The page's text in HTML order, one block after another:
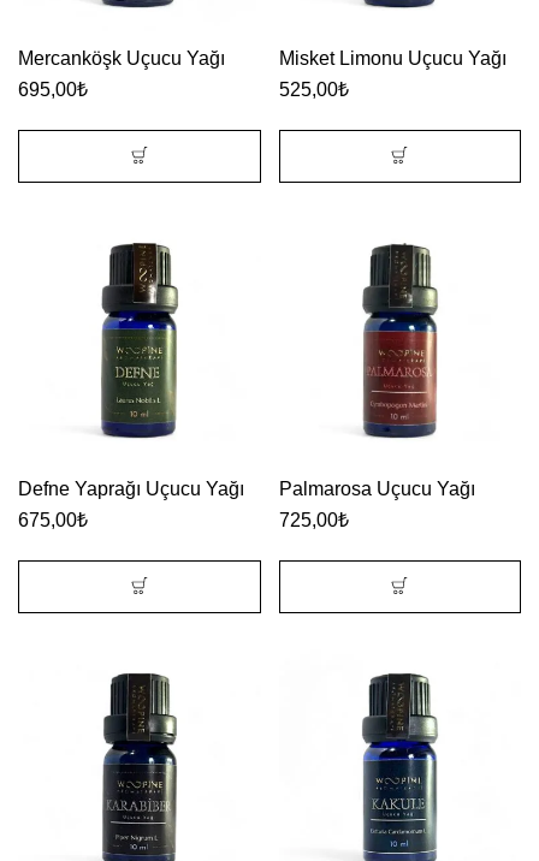
Mercanköşk Uçucu Yağı
695,00₺
Misket Limonu Uçucu Yağı
525,00₺
Defne Yaprağı Uçucu Yağı
675,00₺
Palmarosa Uçucu Yağı
725,00₺